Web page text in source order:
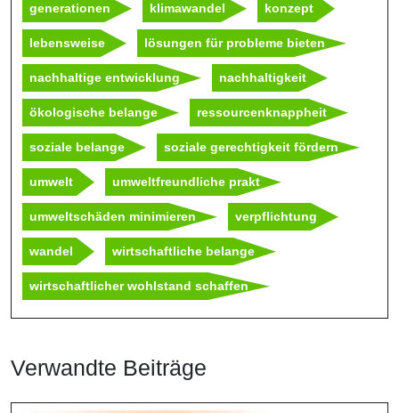
generationen klimawandel konzept
lebensweise lösungen für probleme bieten
nachhaltige entwicklung nachhaltigkeit
ökologische belange ressourcenknappheit
soziale belange soziale gerechtigkeit fördern
umwelt umweltfreundliche prakt
umweltschäden minimieren verpflichtung
wandel wirtschaftliche belange
wirtschaftlicher wohlstand schaffen
Verwandte Beiträge